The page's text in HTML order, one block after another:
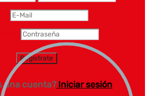
una cuenta?Iniciar sesión